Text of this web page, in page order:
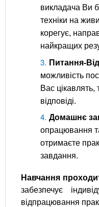
викладача Ви
техніки на
корегує,
найкращих
Питання-
можливість
Вас цікавлять,
відповіді.
Домашнє
опрацювання
отримаєте
завдання.
Навчання
забезпечує
відпрацювання